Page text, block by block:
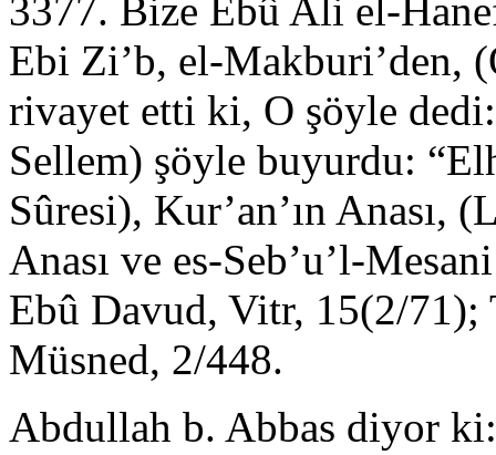
3377. Bize Ebû Ali el-
Ebi Zi’b, el-Makburi’den,
rivayet etti ki, O şöyle
Sellem) şöyle buyurdu:
Sûresi), Kur’an’ın Anası,
Anası ve es-Seb’u’l-
Ebû Davud, Vitr, 15(2/
Müsned, 2/448.
Abdullah b. Abbas diyor ki: